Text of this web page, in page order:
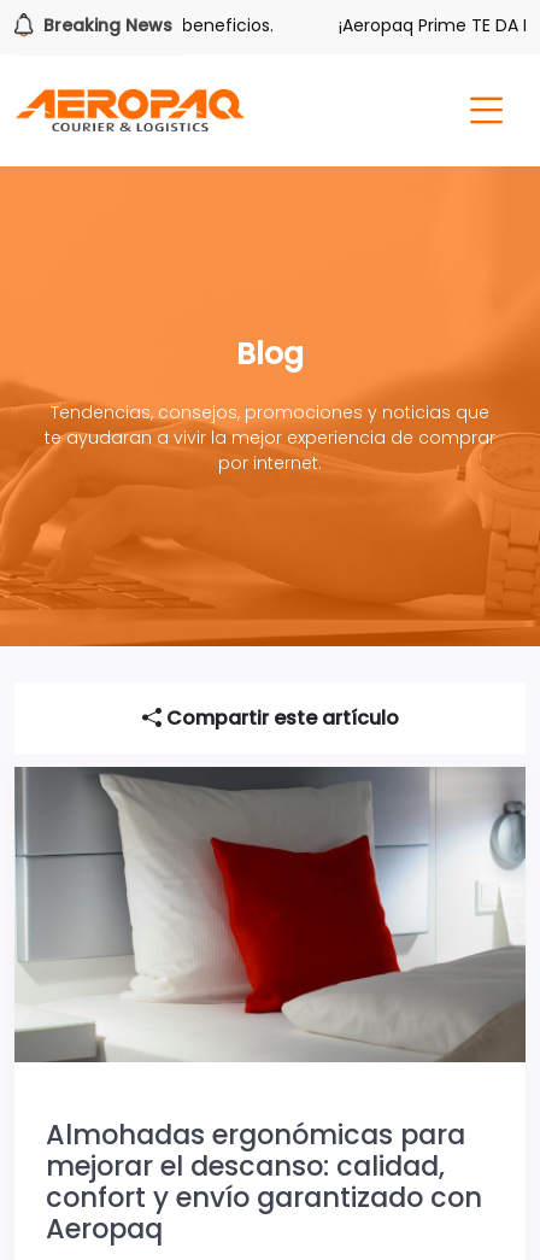
Breaking News
tiene sus beneficios. ¡Aeropaq Prime TE DA MÁS!
Blog
Tendencias, consejos, promociones y noticias que
te ayudaran a vivir la mejor experiencia de comprar
por internet.
Compartir este artículo
Almohadas ergonómicas para
mejorar el descanso: calidad,
confort y envío garantizado con
Aeropaq